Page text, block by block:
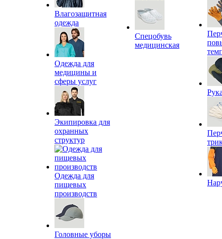
Влагозащитная
одежда
Одежда для
медицины и
сферы услуг
Экипировка для
охранных
структур
Одежда для
пищевых
производств
Головные уборы
Спецобувь
медицинская